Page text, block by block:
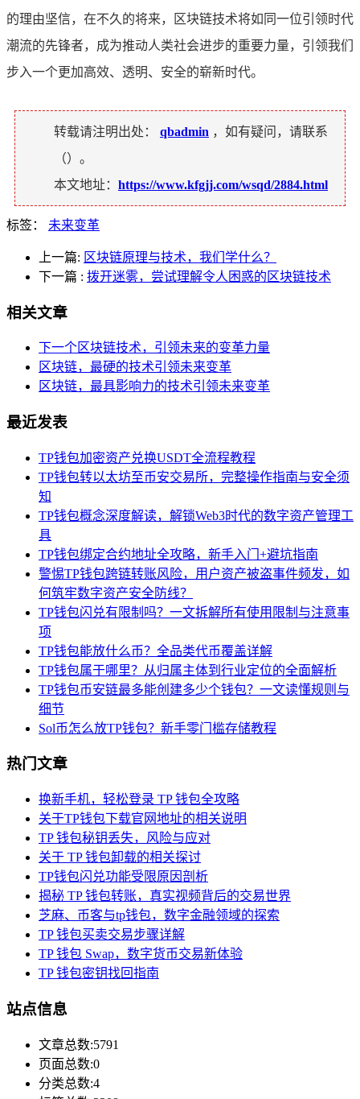
的理由坚信，在不久的将来，区块链技术将如同一位引领时代
潮流的先锋者，成为推动人类社会进步的重要力量，引领我们
步入一个更加高效、透明、安全的崭新时代。
转载请注明出处： qbadmin ，如有疑问，请联系
（）。
本文地址： https://www.kfgjj.com/wsqd/2884.html
标签： 未来变革
上一篇: 区块链原理与技术，我们学什么？
下一篇 : 拨开迷雾，尝试理解令人困惑的区块链技术
相关文章
下一个区块链技术，引领未来的变革力量
区块链，最硬的技术引领未来变革
区块链，最具影响力的技术引领未来变革
最近发表
TP钱包加密资产兑换USDT全流程教程
TP钱包转以太坊至币安交易所，完整操作指南与安全须
知
TP钱包概念深度解读，解锁Web3时代的数字资产管理工
具
TP钱包绑定合约地址全攻略，新手入门+避坑指南
警惕TP钱包跨链转账风险，用户资产被盗事件频发，如
何筑牢数字资产安全防线？
TP钱包闪兑有限制吗？一文拆解所有使用限制与注意事
项
TP钱包能放什么币？全品类代币覆盖详解
TP钱包属于哪里？从归属主体到行业定位的全面解析
TP钱包币安链最多能创建多少个钱包？一文读懂规则与
细节
Sol币怎么放TP钱包？新手零门槛存储教程
热门文章
换新手机，轻松登录 TP 钱包全攻略
关于TP钱包下载官网地址的相关说明
TP 钱包秘钥丢失，风险与应对
关于 TP 钱包卸载的相关探讨
TP钱包闪兑功能受限原因剖析
揭秘 TP 钱包转账，真实视频背后的交易世界
芝麻、币客与tp钱包，数字金融领域的探索
TP 钱包买卖交易步骤详解
TP 钱包 Swap，数字货币交易新体验
TP 钱包密钥找回指南
站点信息
文章总数:5791
页面总数:0
分类总数:4